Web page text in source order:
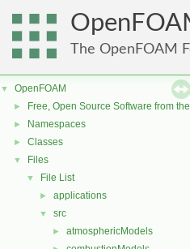
The OpenFOAM
▼ OpenFOAM
► Free, Open Source Software from
► Namespaces
► Classes
▼ Files
▼ File List
► applications
▼ src
► atmosphericModels